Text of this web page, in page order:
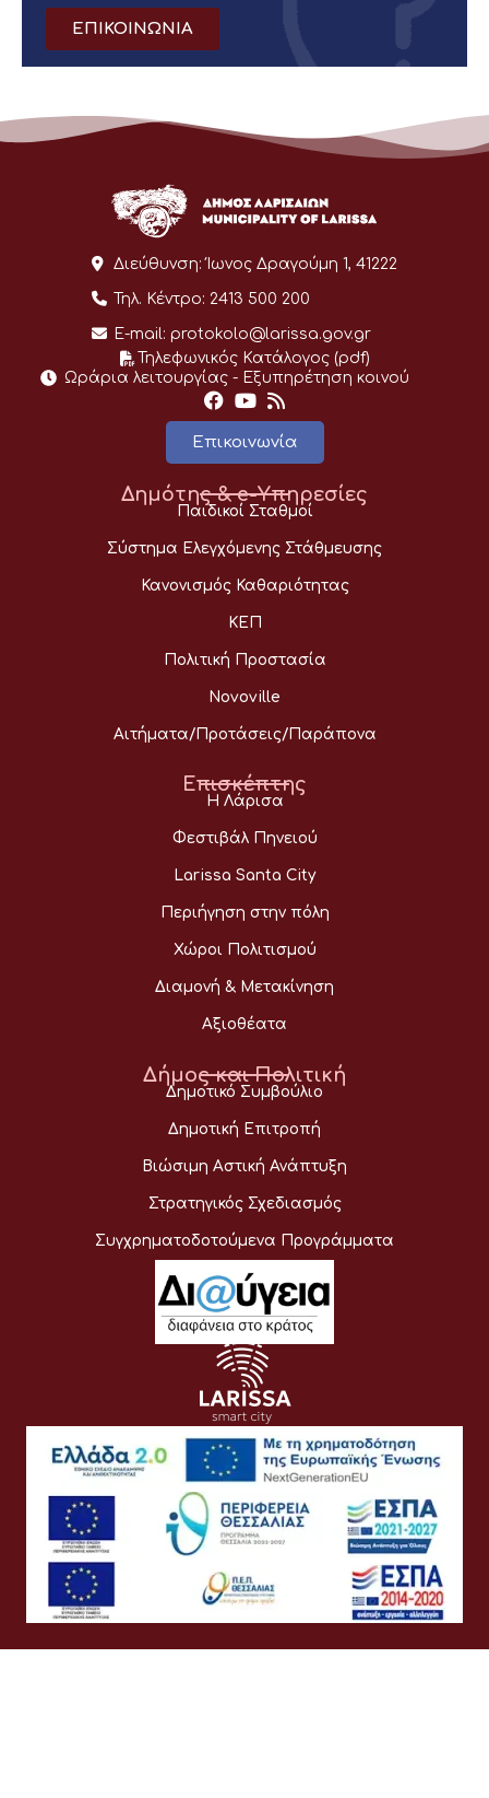
ΕΠΙΚΟΙΝΩΝΙΑ
Διεύθυνση: Ίωνος Δραγούμη 1, 41222
Τηλ. Κέντρο: 2413 500 200
E-mail: protokolo@larissa.gov.gr
Τηλεφωνικός Κατάλογος (pdf)
Ωράρια λειτουργίας - Eξυπηρέτηση κοινού
Επικοινωνία
Δημότης & e-Υπηρεσίες
Παιδικοί Σταθμοί
Σύστημα Ελεγχόμενης Στάθμευσης
Κανονισμός Καθαριότητας
ΚΕΠ
Πολιτική Προστασία
Novoville
Αιτήματα/Προτάσεις/Παράπονα
Επισκέπτης
Η Λάρισα
Φεστιβάλ Πηνειού
Larissa Santa City
Περιήγηση στην πόλη
Χώροι Πολιτισμού
Διαμονή & Μετακίνηση
Αξιοθέατα
Δήμος και Πολιτική
Δημοτικό Συμβούλιο
Δημοτική Επιτροπή
Βιώσιμη Αστική Ανάπτυξη
Στρατηγικός Σχεδιασμός
Συγχρηματοδοτούμενα Προγράμματα